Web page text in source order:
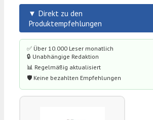
▼ Direkt zu den
Produktempfehlungen
✅ Über 10.000 Leser monatlich
🔒 Unabhängige Redaktion
📊 Regelmäßig aktualisiert
🛡️ Keine bezahlten Empfehlungen